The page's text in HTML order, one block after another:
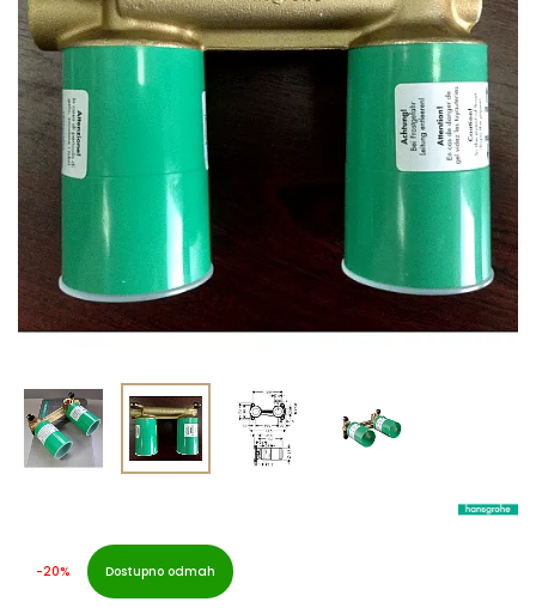
-20% Dostupno odmah